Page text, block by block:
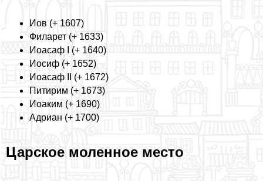
Иов (+ 1607)
Филарет (+ 1633)
Иоасаф I (+ 1640)
Иосиф (+ 1652)
Иоасаф II (+ 1672)
Питирим (+ 1673)
Иоаким (+ 1690)
Адриан (+ 1700)
Царское моленное место